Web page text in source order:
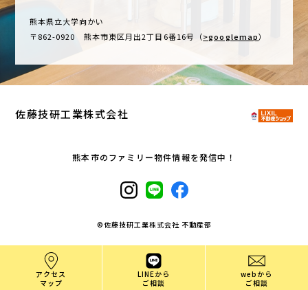
アクセス
マップ
LINEから
ご相談
webから
ご相談
熊本県立大学向かい
〒862-0920 熊本市東区月出2丁目6番16号（>googlemap）
佐藤技研工業株式会社
熊本市のファミリー物件情報を発信中！
©︎佐藤技研工業株式会社 不動産部